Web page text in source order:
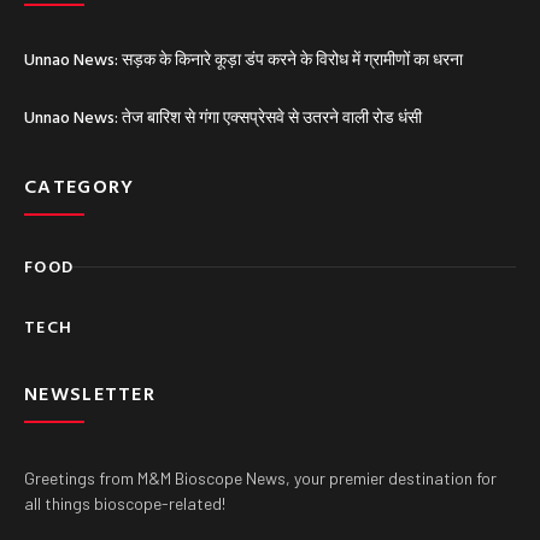
Unnao News: सड़क के किनारे कूड़ा डंप करने के विरोध में ग्रामीणों का धरना
Unnao News: तेज बारिश से गंगा एक्सप्रेसवे से उतरने वाली रोड धंसी
CATEGORY
FOOD
TECH
NEWSLETTER
Greetings from M&M Bioscope News, your premier destination for
all things bioscope-related!